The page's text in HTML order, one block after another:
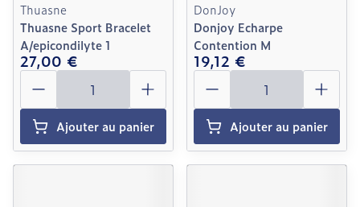
Thuasne
Thuasne Sport Bracelet
A/epicondilyte 1
27,00 €
Quantité
Ajouter au panier
DonJoy
Donjoy Echarpe
Contention M
19,12 €
Quantité
Ajouter au panier